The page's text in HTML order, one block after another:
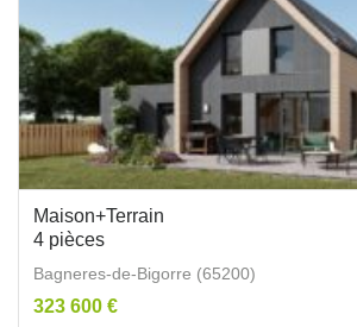
Maison+Terrain
4 pièces
Bagneres-de-Bigorre (65200)
323 600 €